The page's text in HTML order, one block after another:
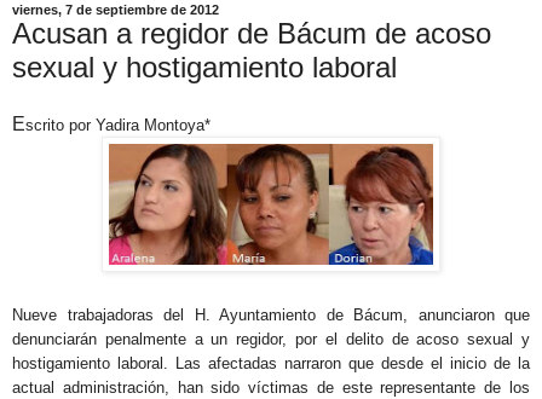
viernes, 7 de septiembre de 2012
Acusan a regidor de Bácum de acoso
sexual y hostigamiento laboral
Escrito por Yadira Montoya*
Nueve trabajadoras del H. Ayuntamiento de Bácum, anunciaron que
denunciarán penalmente a un regidor, por el delito de acoso sexual y
hostigamiento laboral. Las afectadas narraron que desde el inicio de la
actual administración, han sido víctimas de este representante de los